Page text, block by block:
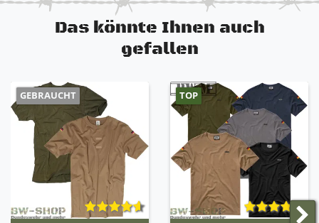
Das könnte Ihnen auch
gefallen
GEBRAUCHT TOP